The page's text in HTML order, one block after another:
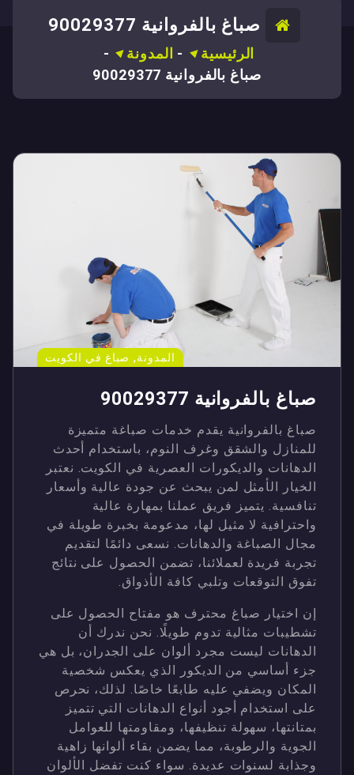
صباغ بالفروانية 90029377
الرئيسية -المدونة -
صباغ بالفروانية 90029377
المدونة,صباغ في الكويت
صباغ بالفروانية 90029377
صباغ بالفروانية يقدم خدمات صباغة متميزة
للمنازل والشقق وغرف النوم، باستخدام أحدث
الدهانات والديكورات العصرية في الكويت. نعتبر
الخيار الأمثل لمن يبحث عن جودة عالية وأسعار
تنافسية. يتميز فريق عملنا بمهارة عالية
واحترافية لا مثيل لها، مدعومة بخبرة طويلة في
مجال الصباغة والدهانات. نسعى دائمًا لتقديم
تجربة فريدة لعملائنا، تضمن الحصول على نتائج
تفوق التوقعات وتلبي كافة الأذواق.
إن اختيار صباغ محترف هو مفتاح الحصول على
تشطيبات مثالية تدوم طويلًا. نحن ندرك أن
الدهانات ليست مجرد ألوان على الجدران، بل هي
جزء أساسي من الديكور الذي يعكس شخصية
المكان ويضفي عليه طابعًا خاصًا. لذلك، نحرص
على استخدام أجود أنواع الدهانات التي تتميز
بمتانتها، سهولة تنظيفها، ومقاومتها للعوامل
الجوية والرطوبة، مما يضمن بقاء ألوانها زاهية
وجذابة لسنوات عديدة. سواء كنت تفضل الألوان